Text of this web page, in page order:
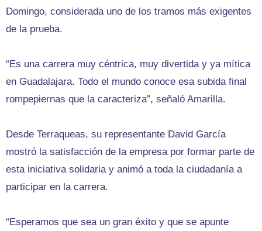
Domingo, considerada uno de los tramos más exigentes
de la prueba.
“Es una carrera muy céntrica, muy divertida y ya mítica
en Guadalajara. Todo el mundo conoce esa subida final
rompepiernas que la caracteriza”, señaló Amarilla.
Desde Terraqueas, su representante David García
mostró la satisfacción de la empresa por formar parte de
esta iniciativa solidaria y animó a toda la ciudadanía a
participar en la carrera.
“Esperamos que sea un gran éxito y que se apunte